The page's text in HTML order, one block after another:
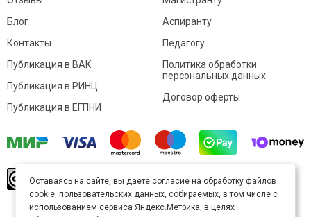
Блог
Контакты
Аспиранту
Педагогу
Публикация в ВАК
Публикация в РИНЦ
Публикация в ЕГПНИ
Политика обработки
персональных данных
Договор оферты
произведение доступно полицензии Creative
Commons «Attribution» («Атрибуция») 4.0
Непортированная.
Оставаясь на сайте, вы даете согласие на обработку файлов
cookie, пользовательских данных, собираемых, в том числе с
использованием сервиса Яндекс.Метрика, в целях